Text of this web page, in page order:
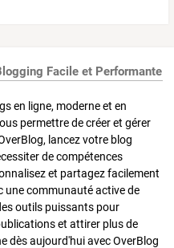
Facile et Performante
en ligne, moderne et en
permettre de créer et gérer
lancez votre blog
de compétences
et partagez facilement
une communauté active de
outils puissants pour
et attirer plus de
dès aujourd'hui avec OverBlog